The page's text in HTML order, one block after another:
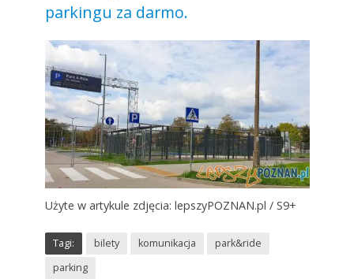
parkingu za darmo.
Użyte w artykule zdjęcia: lepszyPOZNAN.pl / S9+
Tagi: bilety komunikacja
park&ride
parking